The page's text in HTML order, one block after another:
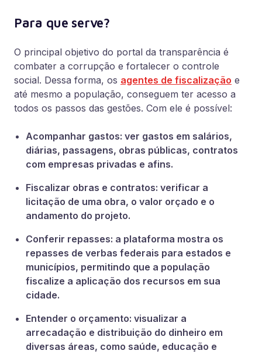
Para que serve?
O principal objetivo do portal da transparência é
combater a corrupção e fortalecer o controle
social. Dessa forma, os agentes de fiscalização e
até mesmo a população, conseguem ter acesso a
todos os passos das gestões. Com ele é possível:
Acompanhar gastos: ver gastos em salários,
diárias, passagens, obras públicas, contratos
com empresas privadas e afins.
Fiscalizar obras e contratos: verificar a
licitação de uma obra, o valor orçado e o
andamento do projeto.
Conferir repasses: a plataforma mostra os
repasses de verbas federais para estados e
municípios, permitindo que a população
fiscalize a aplicação dos recursos em sua
cidade.
Entender o orçamento: visualizar a
arrecadação e distribuição do dinheiro em
diversas áreas, como saúde, educação e